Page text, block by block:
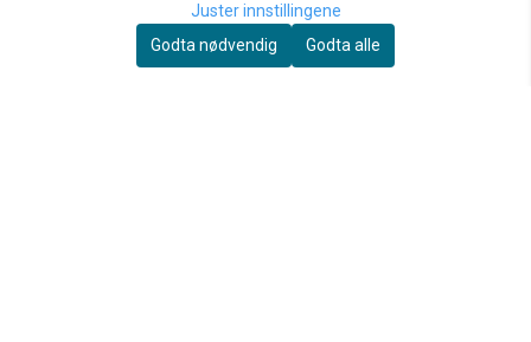
Stasch ullvest dame
Canelana
Juster innstillingene
Godta nødvendig
Godta alle